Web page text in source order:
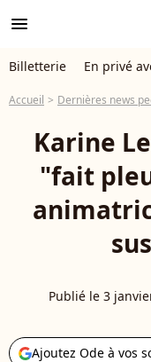
menu
Billetterie En privé
Accueil Dernières news
Karine
"fait
Publié le 3
Ajoutez Ode à vos